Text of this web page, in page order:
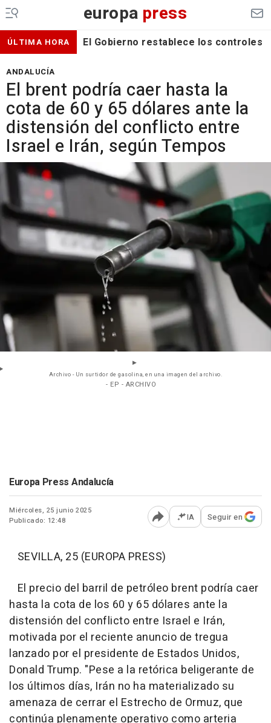
europa press
ÚLTIMA HORA El Gobierno restablece los
ANDALUCÍA
El brent podría caer hasta la
cota de 60 y 65 dólares ante la
distensión del conflicto entre
Israel e Irán, según Tempos
Archivo - Un surtidor de gasolina, en una imagen del archivo.
- EP - ARCHIVO
Europa Press Andalucía
Miércoles, 25 junio 2025
Publicado: 12:48
Abrir opciones para
IA Seguir en
SEVILLA, 25 (EUROPA PRESS)
El precio del barril de petróleo brent podría caer
hasta la cota de los 60 y 65 dólares ante la
distensión del conflicto entre Israel e Irán,
motivada por el reciente anuncio de tregua
lanzado por el presidente de Estados Unidos,
Donald Trump. "Pese a la retórica beligerante de
los últimos días, Irán no ha materializado su
amenaza de cerrar el Estrecho de Ormuz, que
continúa plenamente operativo como arteria